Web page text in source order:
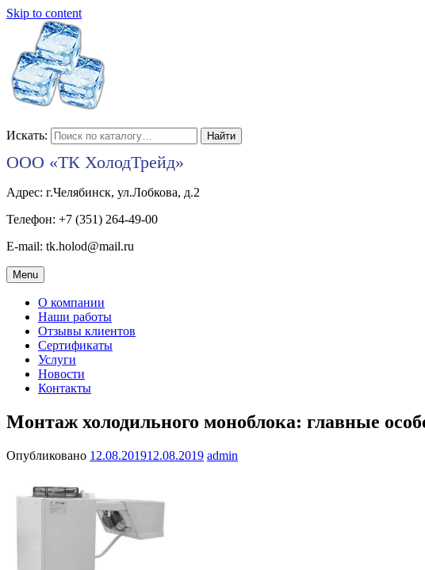
Skip to content
Искать:
ООО «ТК ХолодТрейд»
Адрес: г.Челябинск, ул.Лобкова, д.2
Телефон: +7 (351) 264-49-00
E-mail: tk.holod@mail.ru
Menu
О компании
Наши работы
Отзывы клиентов
Сертификаты
Услуги
Новости
Контакты
Монтаж холодильного моноблока: главные
Опубликовано 12.08.201912.08.2019 admin